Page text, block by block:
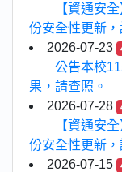
【資通安
份安全性更新，
2026-07-23
公告本校
果，請查照。
2026-07-28
【資通安
份安全性更新，
2026-07-15